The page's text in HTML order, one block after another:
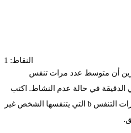
النقاط: 1
أن متوسط عدد مرات تنفس
هو 14 مرة في الدقيقة في حالة عدم النشاط. اكتب
التنفس bالتي يتنفسها الشخص غير